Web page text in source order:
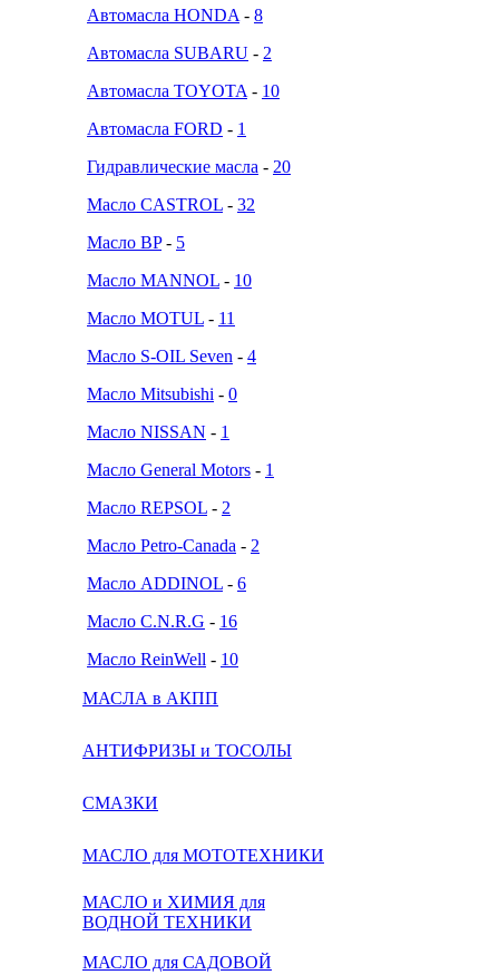
Автомасла HONDA - 8
Автомасла SUBARU - 2
Автомасла TOYOTA - 10
Автомасла FORD - 1
Гидравлические масла - 20
Масло CASTROL - 32
Масло BP- 5
Масло MANNOL - 10
Масло MOTUL - 11
Масло S-OIL Seven - 4
Масло Mitsubishi - 0
Масло NISSAN - 1
Масло General Motors - 1
Масло REPSOL - 2
Масло Petro-Canada - 2
Масло ADDINOL - 6
Масло C.N.R.G - 16
Масло ReinWell - 10
МАСЛА в АКПП
АНТИФРИЗЫ и ТОСОЛЫ
СМАЗКИ
МАСЛО для МОТОТЕХНИКИ
МАСЛО и ХИМИЯ для
ВОДНОЙ ТЕХНИКИ
МАСЛО для САДОВОЙ